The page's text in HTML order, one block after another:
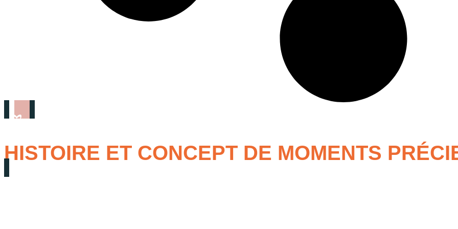
HISTOIRE ET CONCEPT DE MOMENTS